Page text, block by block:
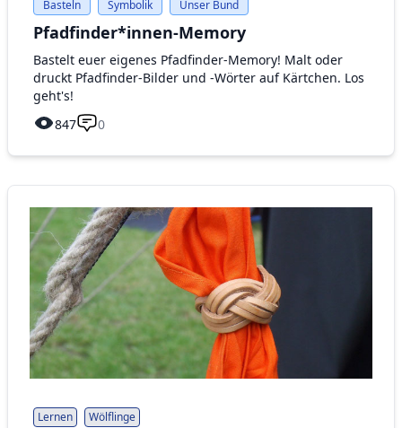
Basteln Symbolik Unser Bund
Pfadfinder*innen-Memory
Bastelt euer eigenes Pfadfinder-Memory! Malt oder
druckt Pfadfinder-Bilder und -Wörter auf Kärtchen. Los
geht's!
847
0
Lernen
Wölflinge